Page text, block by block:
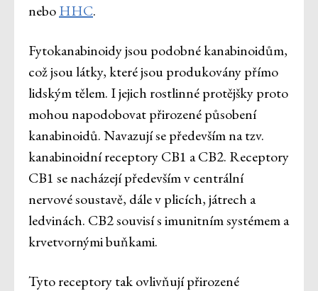
neboHHC.
Fytokanabinoidy jsou podobné kanabinoidům,
což jsou látky, které jsou produkovány přímo
lidským tělem. I jejich rostlinné protějšky proto
mohou napodobovat přirozené působení
kanabinoidů. Navazují se především na tzv.
kanabinoidní receptory CB1 a CB2. Receptory
CB1 se nacházejí především v centrální
nervové soustavě, dále v plicích, játrech a
ledvinách. CB2 souvisí s imunitním systémem a
krvetvornými buňkami.
Tyto receptory tak ovlivňují přirozené